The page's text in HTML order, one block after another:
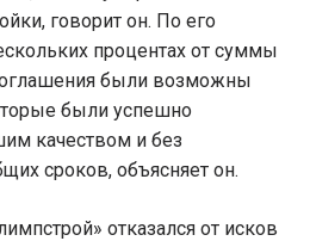
говорит он. По его
процентах от суммы
были возможны
были успешно
качеством и без
сроков, объясняет он.
отказался от исков